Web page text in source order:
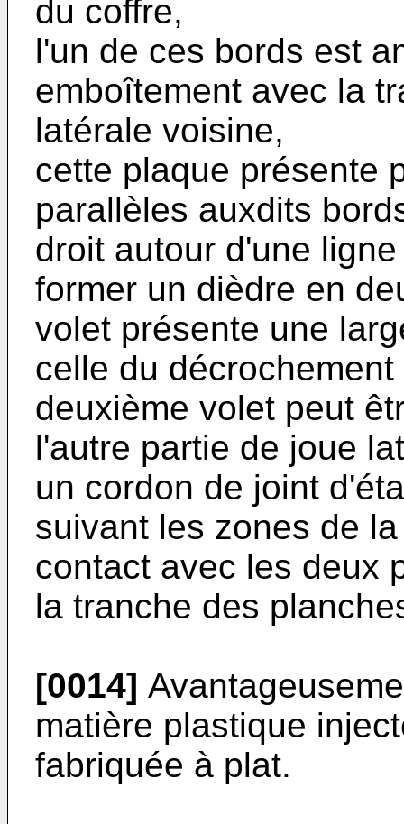
du coffre,
l'un de ces bords est
emboîtement avec la
latérale voisine,
cette plaque présente
parallèles auxdits
droit autour d'une
former un dièdre en
volet présente une
celle du
deuxième volet peut
l'autre partie de joue
un cordon de joint
suivant les zones de
contact avec les deux
la tranche des
[0014]
matière plastique
fabriquée à plat.